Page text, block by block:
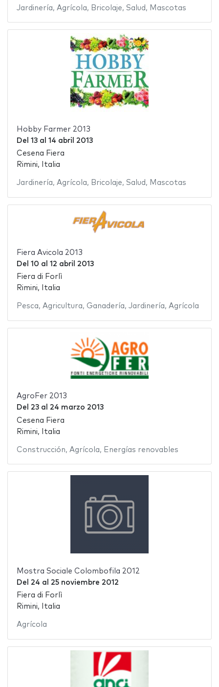
Jardinería, Agrícola, Bricolaje, Salud , Mascotas
Hobby Farmer 2013
Del 13al 14 abril 2013
Cesena Fiera
Rimini, Italia
Jardinería, Agrícola, Bricolaje, Salud , Mascotas
Fiera Avicola 2013
Del 10 al 12 abril 2013
Fiera di Forlì
Rimini, Italia
Pesca, Agricultura, Ganadería, Jardinería, Agrícola
AgroFer 2013
Del 23al 24 marzo 2013
Cesena Fiera
Rimini, Italia
Construcción, Agrícola, Energías renovables
Mostra Sociale Colombofila 2012
Del 24 al 25 noviembre 2012
Fiera di Forlì
Rimini, Italia
Agrícola